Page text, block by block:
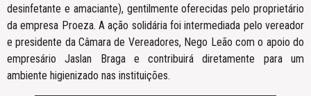
desinfetante e amaciante), gentilmente oferecidas pelo proprietário
da empresa Proeza. A ação solidária foi intermediada pelo vereador
e presidente da Câmara de Vereadores, Nego Leão com o apoio do
empresário Jaslan Braga e contribuirá diretamente para um
ambiente higienizado nas instituições.